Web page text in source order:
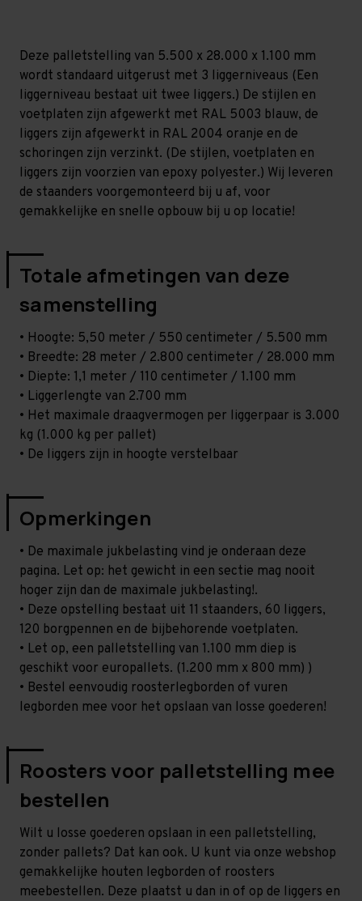
Zwaar
-
T100
Zwaar
-
T100
Deze palletstelling van 5.500 x 28.000 x 1.100 mm
wordt standaard uitgerust met 3 liggerniveaus (Een
liggerniveau bestaat uit twee liggers.) De stijlen en
voetplaten zijn afgewerkt met RAL 5003 blauw, de
liggers zijn afgewerkt in RAL 2004 oranje en de
schoringen zijn verzinkt. (De stijlen, voetplaten en
liggers zijn voorzien van epoxy polyester.) Wij leveren
de staanders voorgemonteerd bij u af, voor
gemakkelijke en snelle opbouw bij u op locatie!
Totale afmetingen van deze
samenstelling
• Hoogte: 5,50 meter / 550 centimeter / 5.500 mm
• Breedte: 28 meter / 2.800 centimeter / 28.000 mm
• Diepte: 1,1 meter / 110 centimeter / 1.100 mm
• Liggerlengte van 2.700 mm
• Het maximale draagvermogen per liggerpaar is 3.000
kg (1.000 kg per pallet)
• De liggers zijn in hoogte verstelbaar
Opmerkingen
• De maximale jukbelasting vind je onderaan deze
pagina. Let op: het gewicht in een sectie mag nooit
hoger zijn dan de maximale jukbelasting!.
• Deze opstelling bestaat uit 11 staanders, 60 liggers,
120 borgpennen en de bijbehorende voetplaten.
• Let op, een palletstelling van 1.100 mm diep is
geschikt voor europallets. (1.200 mm x 800 mm) )
• Bestel eenvoudig roosterlegborden of vuren
legborden mee voor het opslaan van losse goederen!
Roosters voor palletstelling mee
bestellen
Wilt u losse goederen opslaan in een palletstelling,
zonder pallets? Dat kan ook. U kunt via onze webshop
gemakkelijke houten legborden of roosters
meebestellen. Deze plaatst u dan in of op de liggers en